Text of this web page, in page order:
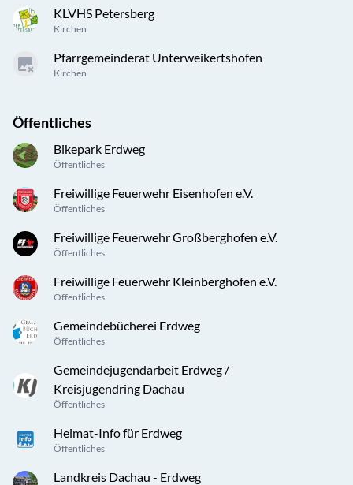
KLVHS Petersberg
Kirchen
Pfarrgemeinderat Unterweikertshofen
Kirchen
Öffentliches
Bikepark Erdweg
Öffentliches
Freiwillige Feuerwehr Eisenhofen e.V.
Öffentliches
Freiwillige Feuerwehr Großberghofen e.V.
Öffentliches
Freiwillige Feuerwehr Kleinberghofen e.V.
Öffentliches
Gemeindebücherei Erdweg
Öffentliches
Gemeindejugendarbeit Erdweg /
Kreisjugendring Dachau
Öffentliches
Heimat-Info für Erdweg
Öffentliches
Landkreis Dachau - Erdweg